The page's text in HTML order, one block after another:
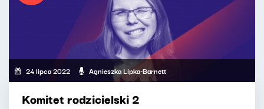
24 lipca 2022 Agnieszka Lipka-Barnett
Komitet rodzicielski 2